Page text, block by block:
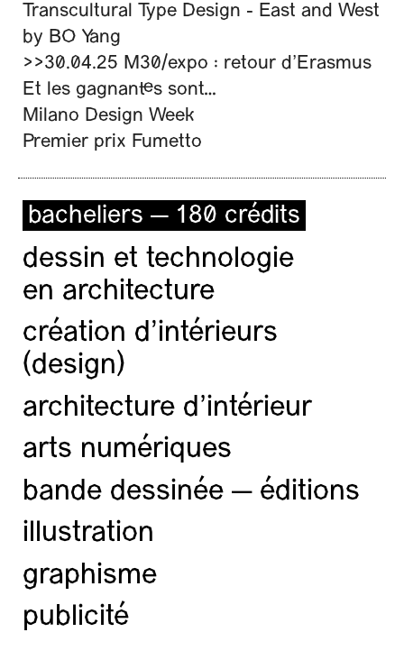
Transcultural Type Design - East and West
by BO Yang
>>30.04.25 M30/expo : retour d’Erasmus
Et les gagnant·es sont…
Milano Design Week
Premier prix Fumetto
bacheliers — 180 crédits
dessin et technologie
en architecture
création d'intérieurs
(design)
architecture d’intérieur
arts numériques
bande dessinée — éditions
illustration
graphisme
publicité